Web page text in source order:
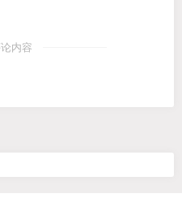
内容